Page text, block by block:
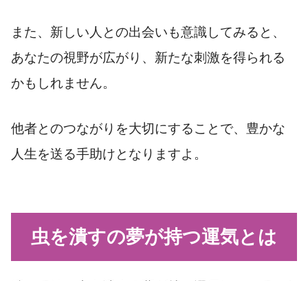
また、新しい人との出会いも意識してみると、
あなたの視野が広がり、新たな刺激を得られる
かもしれません。
他者とのつながりを大切にすることで、豊かな
人生を送る手助けとなりますよ。
虫を潰すの夢が持つ運気とは